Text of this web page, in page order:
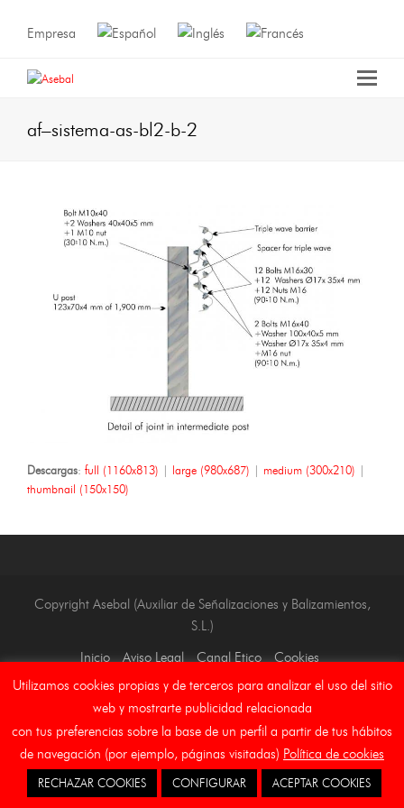
Empresa
af–sistema-as-bl2-b-2
Descargas: full (1160x813) | large (980x687) | medium (300x210) |
thumbnail (150x150)
Copyright Asebal (Auxiliar de Señalizaciones y Balizamientos,
S.L.)
Inicio
Aviso Legal Canal Etico
Cookies
Utilizamos cookies propias y de terceros para analizar el uso del sitio
web y mostrarte publicidad relacionada
con tus preferencias sobre la base de un perfil a partir de tus hábitos
de navegación (por ejemplo, páginas visitadas) Política de cookies
RECHAZAR COOKIES CONFIGURAR ACEPTAR COOKIES